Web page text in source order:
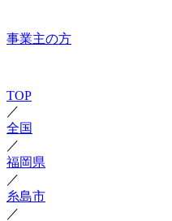
事業主の方
TOP
／
全国
／
福岡県
／
糸島市
／